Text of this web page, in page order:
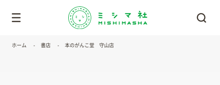
ホーム 書店 本のがんこ堂 守山店